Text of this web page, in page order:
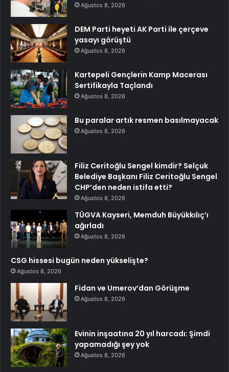
Ağustos 8, 2026
DEM Parti heyeti AK Parti ile çerçeve
yasayı görüştü
Ağustos 8, 2026
Kartepeli Gençlerin Kamp Macerası
Sertifikayla Taçlandı
Ağustos 8, 2026
Bu paralar artık resmen basılmayacak
Ağustos 8, 2026
Filiz Ceritoğlu Sengel kimdir? Selçuk
Belediye Başkanı Filiz Ceritoğlu Sengel
CHP’den neden istifa etti?
Ağustos 8, 2026
TÜGVA Kayseri, Memduh Büyükkılıç’ı
ağırladı
Ağustos 8, 2026
CSG hissesi bugün neden yükselişte?
Ağustos 8, 2026
Fidan ve Umerov’dan Görüşme
Ağustos 8, 2026
Evinin inşaatına 20 yıl harcadı: Şimdi
yapamadığı şey yok
Ağustos 8, 2026